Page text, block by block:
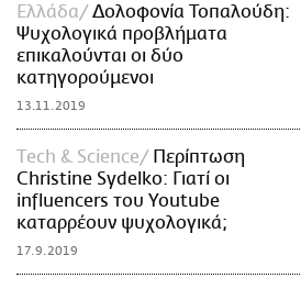
Ελλάδα
Δολοφονία Τοπαλούδη:
Ψυχολογικά προβλήματα
επικαλούνται οι δύο
κατηγορούμενοι
13.11.2019
Τech & Science
Περίπτωση
Christine Sydelko: Γιατί οι
influencers του Youtube
καταρρέουν ψυχολογικά;
17.9.2019